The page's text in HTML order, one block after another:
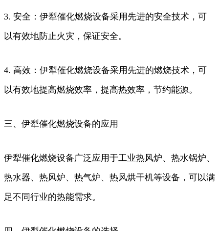
3. 安全：伊犁催化燃烧设备采用先进的安全技术，可
以有效地防止火灾，保证安全。
4. 高效：伊犁催化燃烧设备采用先进的燃烧技术，可
以有效地提高燃烧效率，提高热效率，节约能源。
三、伊犁催化燃烧设备的应用
伊犁催化燃烧设备广泛应用于工业热风炉、热水锅炉、
热水器、热风炉、热气炉、热风烘干机等设备，可以满
足不同行业的热能需求。